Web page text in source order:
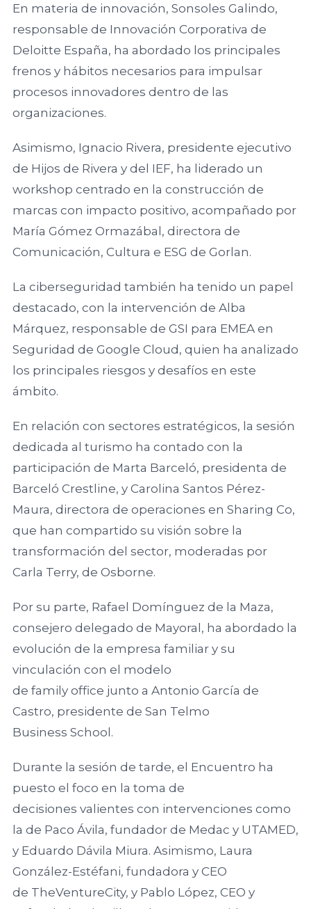
Facultad de
Ciencias
Económicas y
Empresariales,
Universidad de
Facultad de
Derecho,
Universidad de
León
Universidad de
Universidad
del País Vasco
Universidad de
Cátedra de la
Universidad de
Deusto
Universidad
Pública de
Navarra
Economía y
Empresa,
Universidad de
Zaragoza
Universidad de
Universidad de
Girona
Facultad de
Ciencias
Económicas y
empresariales,
En materia de innovación, Sonsoles Galindo,
responsable de Innovación Corporativa de
Deloitte España, ha abordado los principales
frenos y hábitos necesarios para impulsar
procesos innovadores dentro de las
organizaciones.
Asimismo, Ignacio Rivera, presidente ejecutivo
de Hijos de Rivera y del IEF, ha liderado un
workshop centrado en la construcción de
marcas con impacto positivo, acompañado por
María Gómez Ormazábal, directora de
Comunicación, Cultura e ESG de Gorlan.
La ciberseguridad también ha tenido un papel
destacado, con la intervención de Alba
Márquez, responsable de GSI para EMEA en
Seguridad de Google Cloud, quien ha analizado
los principales riesgos y desafíos en este
ámbito.
En relación con sectores estratégicos, la sesión
dedicada al turismo ha contado con la
participación de Marta Barceló, presidenta de
Barceló Crestline, y Carolina Santos Pérez-
Maura, directora de operaciones en Sharing Co,
que han compartido su visión sobre la
transformación del sector, moderadas por
Carla Terry, de Osborne.
Por su parte, Rafael Domínguez de la Maza,
consejero delegado de Mayoral, ha abordado la
evolución de la empresa familiar y su
vinculación con el modelo
de family office junto a Antonio García de
Castro, presidente de San Telmo
Business School.
Durante la sesión de tarde, el Encuentro ha
puesto el foco en la toma de
decisiones valientes con intervenciones como
la de Paco Ávila, fundador de Medac y UTAMED,
y Eduardo Dávila Miura. Asimismo, Laura
González-Estéfani, fundadora y CEO
de TheVentureCity, y Pablo López, CEO y